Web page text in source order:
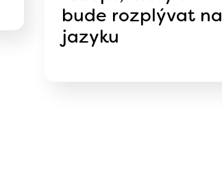
bude rozplývat na
jazyku